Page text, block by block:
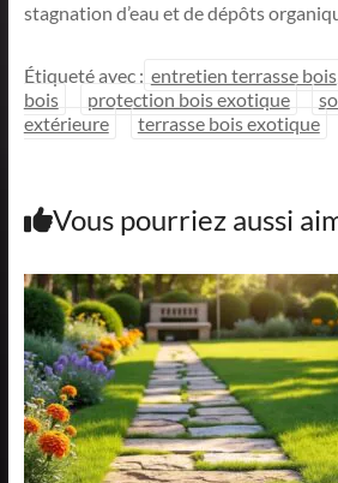
stagnation d’eau et de dépôts
Étiqueté avec : entretien terrasse bois
bois
protection bois exotique
extérieure
terrasse bois exotique
Vous pourriez aussi